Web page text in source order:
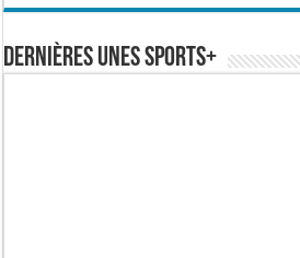
Dernières Unes Sports+